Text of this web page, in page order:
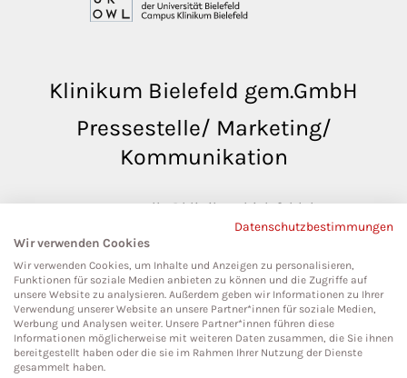
Klinikum Bielefeld gem.GmbH
Pressestelle/ Marketing/
Kommunikation
pressestelle@klinikumbielefeld.de
Teutoburger Str. 50
33604 Bielefeld
Social Media
Datenschutzbestimmungen
Wir verwenden Cookies
Wir verwenden Cookies, um Inhalte und Anzeigen zu personalisieren,
Funktionen für soziale Medien anbieten zu können und die Zugriffe auf
unsere Website zu analysieren. Außerdem geben wir Informationen zu Ihrer
Verwendung unserer Website an unsere Partner*innen für soziale Medien,
Werbung und Analysen weiter. Unsere Partner*innen führen diese
Informationen möglicherweise mit weiteren Daten zusammen, die Sie ihnen
bereitgestellt haben oder die sie im Rahmen Ihrer Nutzung der Dienste
gesammelt haben.